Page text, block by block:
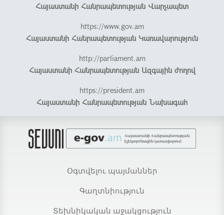
Հայաստանի Հանրապետության Վարչապետ
https://www.gov.am
Հայաստանի Հանրապետության Կառավարություն
http://parliament.am
Հայաստանի Հանրապետության Ազգային ժողով
https://president.am
Հայաստանի Հանրապետության Նախագահ
Օգտվելու պայմաններ
Գաղտնիություն
Տեխնիկական աջակցություն